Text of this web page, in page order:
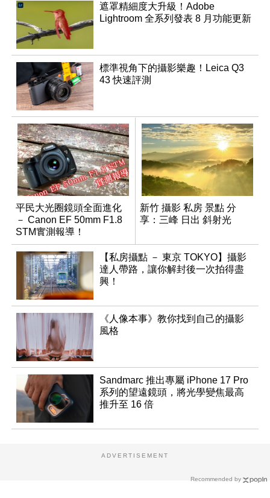
遮罩精細度大升級！Adobe
Lightroom 全系列發表 8 月功能更新
標準視角下的攝影樂趣！Leica Q3
43 快速評測
平民大光圈鏡頭全面進化
－ Canon EF 50mm F1.8
STM實測報導！
新竹 攝影 私房 景點 分
享：三峰 日出 斜射光
【私房攝點 － 東京 TOKYO】攝影
達人帶路，讓你解封後一次拍得盡
興！
《人像本事》教你找到自己的攝影
風格
Sandmarc 推出專屬 iPhone 17 Pro
系列的望遠鏡頭，將光學變焦最高
推升至 16 倍
Recommended by
ADVERTISEMENT